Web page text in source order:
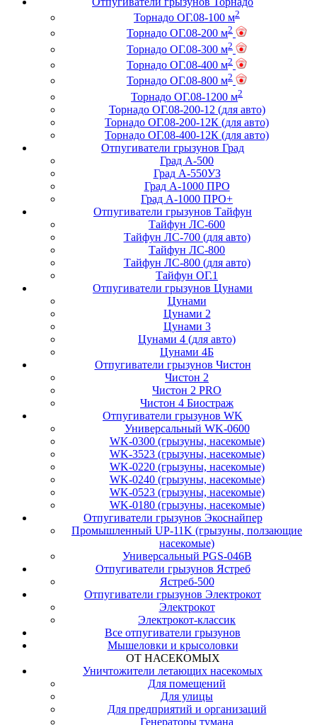
Торнадо ОГ.08-100 м2
Торнадо ОГ.08-200 м2
Торнадо ОГ.08-300 м2
Торнадо ОГ.08-400 м2
Торнадо ОГ.08-800 м2
Торнадо ОГ.08-1200 м2
Торнадо ОГ.08-200-12 (для авто)
Торнадо ОГ.08-200-12К (для авто)
Торнадо ОГ.08-400-12К (для авто)
Отпугиватели грызунов Град
Град А-500
Град А-550УЗ
Град А-1000 ПРО
Град А-1000 ПРО+
Отпугиватели грызунов Тайфун
Тайфун ЛС-600
Тайфун ЛС-700 (для авто)
Тайфун ЛС-800
Тайфун ЛС-800 (для авто)
Тайфун ОГ.1
Отпугиватели грызунов Цунами
Цунами
Цунами 2
Цунами 3
Цунами 4 (для авто)
Цунами 4Б
Отпугиватели грызунов Чистон
Чистон 2
Чистон 2 PRO
Чистон 4 Биостраж
Отпугиватели грызунов WK
Универсальный WK-0600
WK-0300 (грызуны, насекомые)
WK-3523 (грызуны, насекомые)
WK-0220 (грызуны, насекомые)
WK-0240 (грызуны, насекомые)
WK-0523 (грызуны, насекомые)
WK-0180 (грызуны, насекомые)
Отпугиватели грызунов Экоснайпер
Промышленный UP-11K (грызуны, ползающие
насекомые)
Универсальный PGS-046B
Отпугиватели грызунов Ястреб
Ястреб-500
Отпугиватели грызунов Электрокот
Электрокот
Электрокот-классик
Все отпугиватели грызунов
Мышеловки и крысоловки
ОТ НАСЕКОМЫХ
Уничтожители летающих насекомых
Для помещений
Для улицы
Для предприятий и организаций
Генераторы тумана